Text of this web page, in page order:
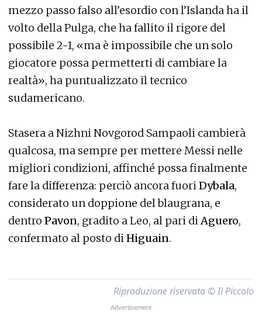
mezzo passo falso all’esordio con l’Islanda ha il
volto della Pulga, che ha fallito il rigore del
possibile 2-1, «ma è impossibile che un solo
giocatore possa permetterti di cambiare la
realtà», ha puntualizzato il tecnico
sudamericano.
Stasera a Nizhni Novgorod Sampaoli cambierà
qualcosa, ma sempre per mettere Messi nelle
migliori condizioni, affinché possa finalmente
fare la differenza: perciò ancora fuoriDybala,
considerato un doppione del blaugrana, e
dentro Pavon, gradito a Leo, al pari diAguero,
confermato al posto diHiguain.
Riproduzione riservata © Il Piccolo